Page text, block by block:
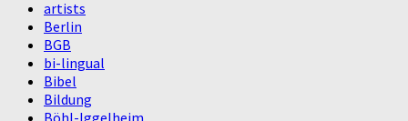
artists
Berlin
BGB
bi-lingual
Bibel
Bildung
Böhl-Iggelheim